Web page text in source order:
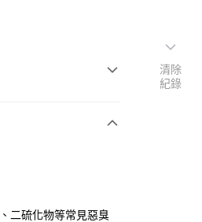
二硫化物等常見惡臭
清除
紀錄